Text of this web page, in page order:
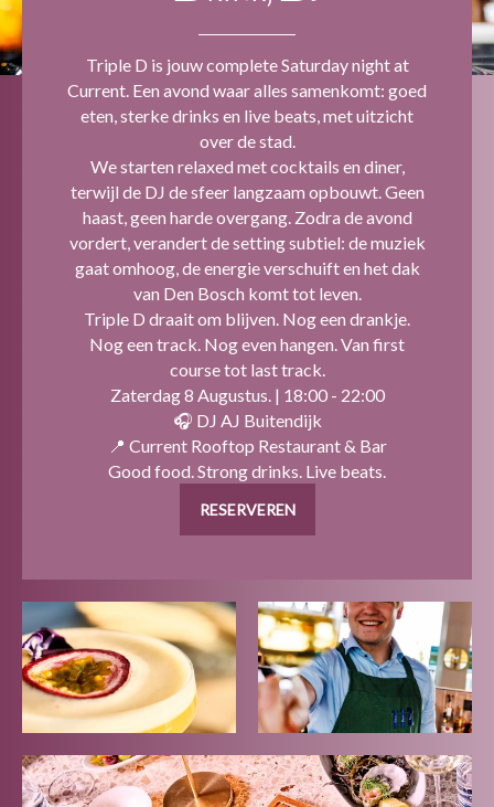
Triple D is jouw complete Saturday night at
Current. Een avond waar alles samenkomt: goed
eten, sterke drinks en live beats, met uitzicht
over de stad.
We starten relaxed met cocktails en diner,
terwijl de DJ de sfeer langzaam opbouwt. Geen
haast, geen harde overgang. Zodra de avond
vordert, verandert de setting subtiel: de muziek
gaat omhoog, de energie verschuift en het dak
van Den Bosch komt tot leven.
Triple D draait om blijven. Nog een drankje.
Nog een track. Nog even hangen. Van first
course tot last track.
Zaterdag 8 Augustus. | 18:00 - 22:00
🎧 DJ AJ Buitendijk
📍 Current Rooftop Restaurant & Bar
Good food. Strong drinks. Live beats.
RESERVEREN